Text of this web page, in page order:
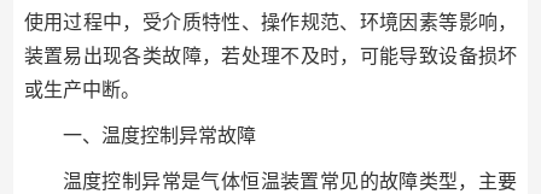
使用过程中，受介质特性、操作规范、环境因素等影响，
装置易出现各类故障，若处理不及时，可能导致设备损坏
或生产中断。
一、温度控制异常故障
温度控制异常是气体恒温装置常见的故障类型，主要